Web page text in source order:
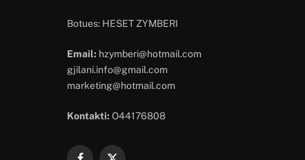
Botues: HESET ZYMBERI
Email: hzymberi@hotmail.com
gjilani.info@gmail.com
marketing@hotmail.com
Kontakti: O44176808